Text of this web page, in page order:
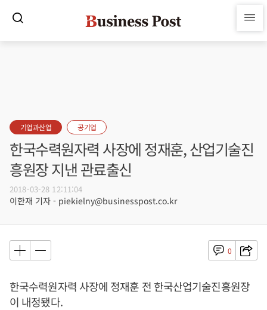
기업과산업 공기업
한국수력원자력 사장에 정재훈, 산업기술진
흥원장 지낸 관료출신
2018-03-28 12:11:04
이한재 기자 - piekielny@businesspost.co.kr
0
한국수력원자력 사장에 정재훈 전 한국산업기술진흥원장
이 내정됐다.